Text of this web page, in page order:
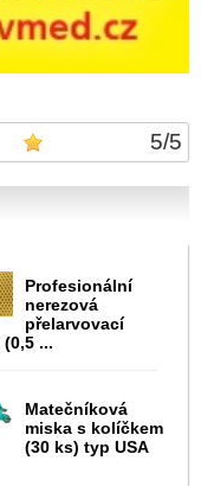
5/5
Profesionální
nerezová
přelarvovací
...
Matečníková
miska s kolíčkem
(30 ks) typ USA